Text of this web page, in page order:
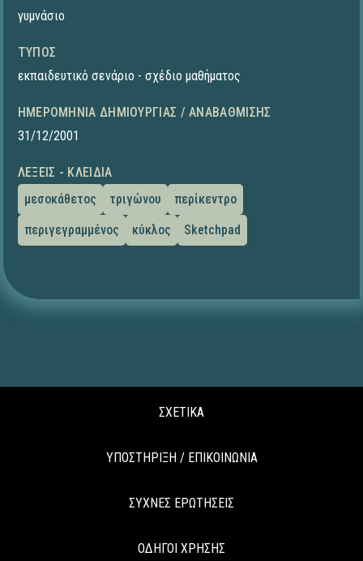
γυμνάσιο
ΤΎΠΟΣ
εκπαιδευτικό σενάριο - σχέδιο μαθήματος
ΗΜΕΡΟΜΗΝΊΑ ΔΗΜΙΟΥΡΓΊΑΣ / ΑΝΑΒΆΘΜΙΣΗΣ
31/12/2001
ΛΈΞΕΙΣ - ΚΛΕΙΔΙΆ
μεσοκάθετος
τριγώνου
περίκεντρο
περιγεγραμμένος
κύκλος Sketchpad
ΣΧΕΤΙΚΑ
ΥΠΟΣΤΗΡΙΞΗ / ΕΠΙΚΟΙΝΩΝΙΑ
ΣΥΧΝΕΣ ΕΡΩΤΗΣΕΙΣ
ΟΔΗΓΟΙ ΧΡΗΣΗΣ